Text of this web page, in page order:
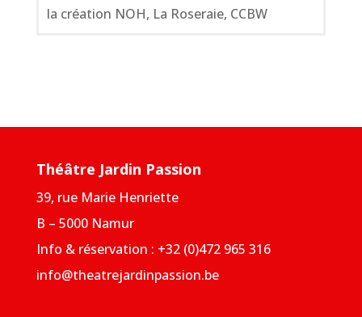
la création NOH, La Roseraie, CCBW
Théâtre Jardin Passion
39, rue Marie Henriette
B – 5000 Namur
Info & réservation : +32 (0)472 965 316
info@theatrejardinpassion.be